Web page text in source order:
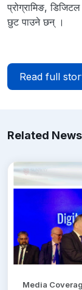
प्रोग्रामिङ, डिजिटल
छुट पाउने छन् ।
Read full
Related News
Media